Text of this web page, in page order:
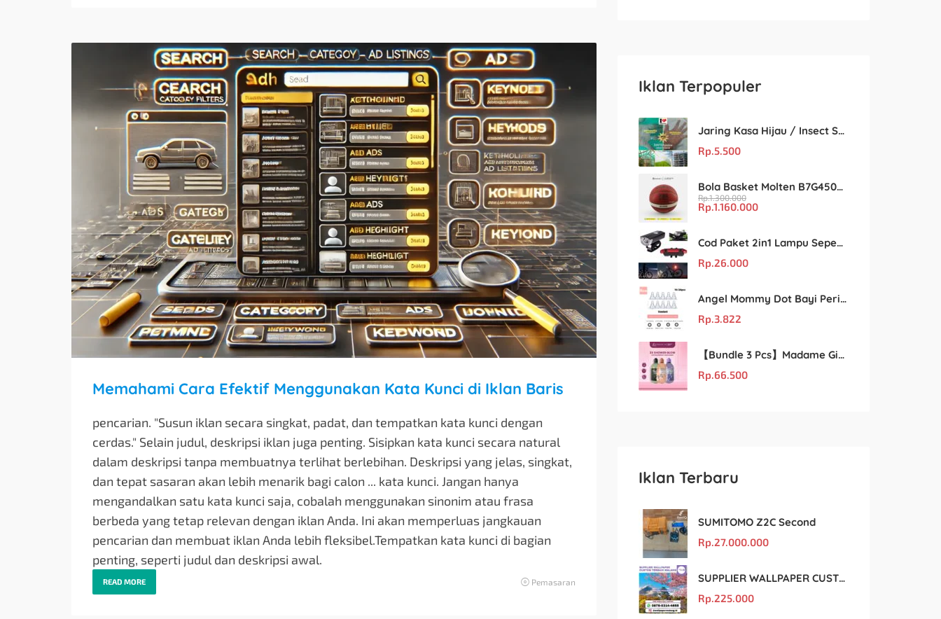
Memahami Cara Efektif Menggunakan Kata Kunci di Iklan Baris
pencarian. "Susun iklan secara singkat, padat, dan tempatkan kata kunci dengan
cerdas." Selain judul, deskripsi iklan juga penting. Sisipkan kata kunci secara natural
dalam deskripsi tanpa membuatnya terlihat berlebihan. Deskripsi yang jelas, singkat,
dan tepat sasaran akan lebih menarik bagi calon ... kata kunci. Jangan hanya
mengandalkan satu kata kunci saja, cobalah menggunakan sinonim atau frasa
berbeda yang tetap relevan dengan iklan Anda. Ini akan memperluas jangkauan
pencarian dan membuat iklan Anda lebih fleksibel.Tempatkan kata kunci di bagian
penting, seperti judul dan deskripsi awal.
READ MORE Pemasaran
Iklan Terpopuler
Jaring Kasa Hijau / Insect Screen Net – Kualitas Terjamin & Harga Eceran Terjangkau
Rp.5.500
Bola Basket Molten B7G4500 Size 7 – Resmi FIBA & IBL
Rp.1.300.000
Rp.1.160.000
Cod Paket 2in1 Lampu Sepeda Led Light Depan Dan Belakang Rechargeable
Rp.26.000
Angel Mommy Dot Bayi Peristaltic S/M/L/X-Cut / Puting Lebar Buram 10pcs
Rp.3.822
【Bundle 3 Pcs】Madame Gie Shower Glow – Solusi Perawatan Kulit dalam Satu Paket!
Rp.66.500
Iklan Terbaru
SUMITOMO Z2C Second
Rp.27.000.000
SUPPLIER WALLPAPER CUSTOM TERBAIK MALANG
Rp.225.000